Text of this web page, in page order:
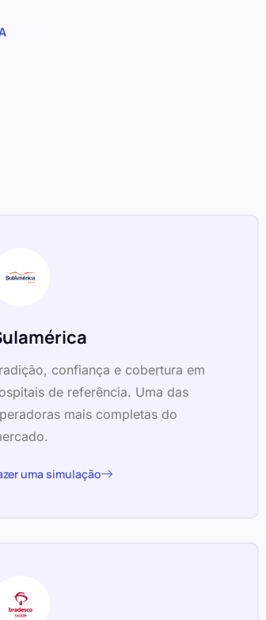
confiança e cobertura em
de referência. Uma das
mais completas do
uma simulação